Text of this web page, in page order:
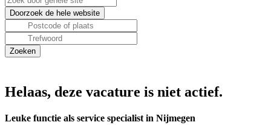
Helaas, deze vacature is niet actief.
Leuke functie als service specialist in Nijmegen